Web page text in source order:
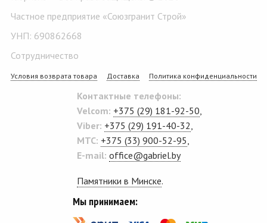
Частное предприятие «Союзгранит Строй»
УНП: 690862668
Сотрудничество
Условия возврата товара Доставка Политика конфиденциальности
Контактные телефоны:
Velcom: +375 (29) 181-92-50
Viber: +375 (29) 191-40-32
MTC: +375 (33) 900-52-95
E-mail: office@gabriel.by
Памятники в Минске.
Мы принимаем: